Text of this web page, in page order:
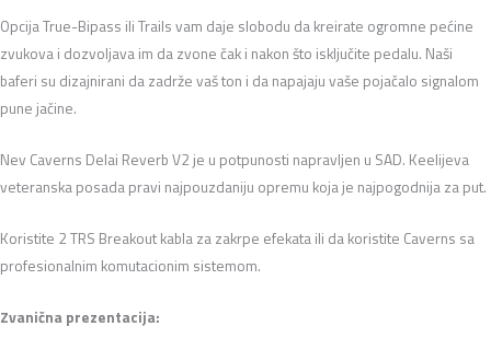
Opcija True-Bipass ili Trails vam daje slobodu da kreirate ogromne pećine
zvukova i dozvoljava im da zvone čak i nakon što isključite pedalu. Naši
baferi su dizajnirani da zadrže vaš ton i da napajaju vaše pojačalo signalom
pune jačine.
Nev Caverns Delai Reverb V2 je u potpunosti napravljen u SAD. Keelijeva
veteranska posada pravi najpouzdaniju opremu koja je najpogodnija za put.
Koristite 2 TRS Breakout kabla za zakrpe efekata ili da koristite Caverns sa
profesionalnim komutacionim sistemom.
Zvanična prezentacija: